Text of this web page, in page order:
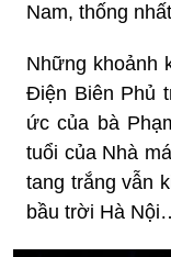
Nam, thống
Những khoảnh
Điện Biên Phủ
ức của bà
tuổi của Nhà
tang trắng vẫn
bầu trời Hà